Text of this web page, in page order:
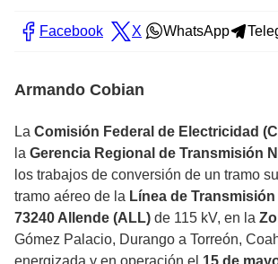
Facebook X WhatsApp
Armando Cobian
La Comisión Federal de Electricidad
la Gerencia Regional de Transmisión
los trabajos de conversión de un tramo
tramo aéreo de la Línea de
73240 Allende (ALL) de 115 kV, en la
Gómez Palacio, Durango a Torreón,
energizada y en operación el 15 de